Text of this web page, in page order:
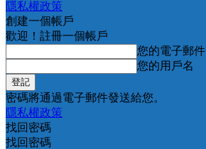
隱私權政策
創建一個帳戶
歡迎！註冊一個帳戶
您的電子郵件
您的用戶名
密碼將通過電子郵件發送給您。
隱私權政策
找回密碼
找回密碼